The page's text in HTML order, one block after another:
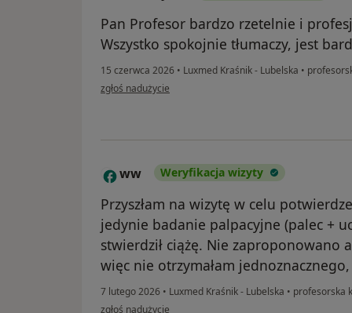
Pan Profesor bardzo rzetelnie i
Wszystko spokojnie tłumaczy, jest
15 czerwca 2026 • Luxmed Kraśnik - Lubelska •
w opinii użytkownika Katarzyna
zgłoś nadużycie
W ww Weryfikacja wizyty
Przyszłam na wizytę w celu
jedynie badanie palpacyjne (palec +
stwierdził ciążę. Nie zaproponowano
więc nie otrzymałam
7 lutego 2026 • Luxmed Kraśnik - Lubelska • profesorska
w opinii użytkownika ww
zgłoś nadużycie